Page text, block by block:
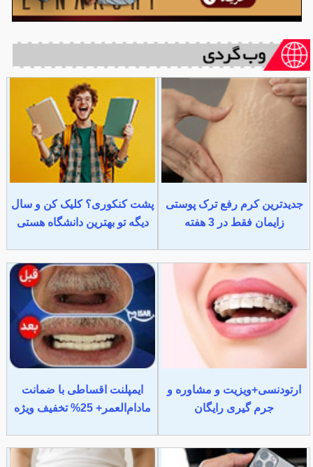
جدیدترین کرم رفع ترک پوستی
زایمان فقط در 3 هفته
پشت کنکوری؟ کلیک کن و سال
دیگه تو بهترین دانشگاه هستی
ارتودنسی+ویزیت و مشاوره و
جرم گیری رایگان
ایمپلنت اقساطی با ضمانت
مادام‌العمر+ 25% تخفیف ویژه